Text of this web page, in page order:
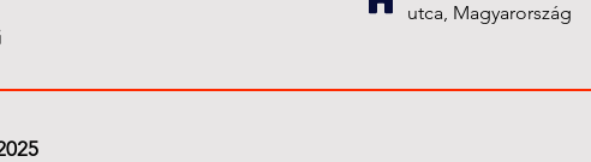
utca, Magyarország